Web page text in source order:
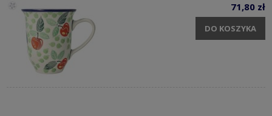
71,80 zł
DO KOSZYKA